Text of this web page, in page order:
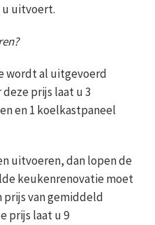
u uitvoert.
wordt al uitgevoerd
deze prijs laat u 3
en 1 koelkastpaneel
uitvoeren, dan lopen de
keukenrenovatie moet
prijs van gemiddeld
prijs laat u 9